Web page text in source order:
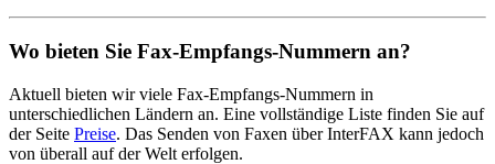
Wo bieten Sie Fax-Empfangs-Nummern an?
Aktuell bieten wir viele Fax-Empfangs-Nummern in
unterschiedlichen Ländern an. Eine vollständige Liste finden Sie auf
der Seite Preise. Das Senden von Faxen über InterFAX kann jedoch
von überall auf der Welt erfolgen.